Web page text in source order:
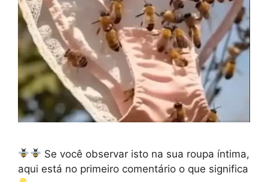
Se você observar isto na sua roupa íntima,
aqui está no primeiro comentário o que significa